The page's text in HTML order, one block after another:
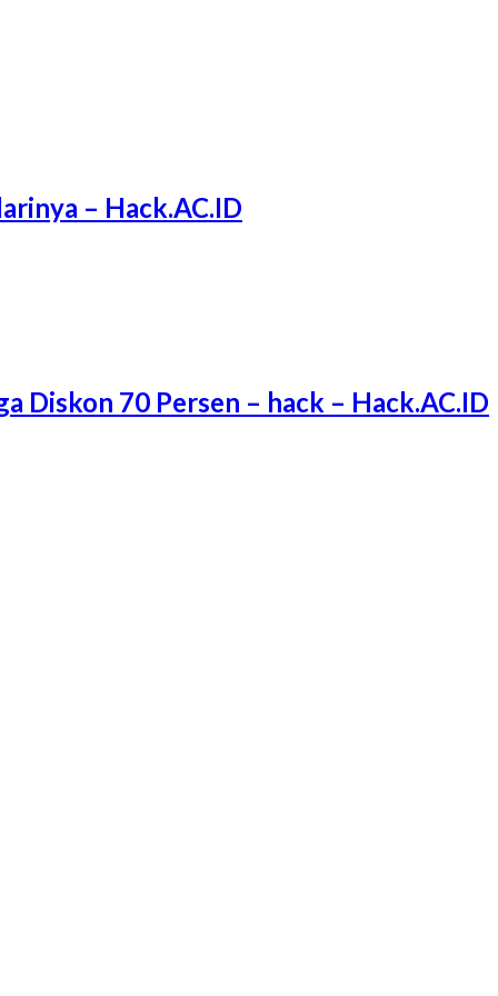
– Hack.AC.ID
Diskon 70 Persen – hack – Hack.AC.ID